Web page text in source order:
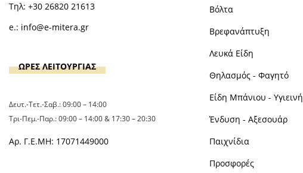
Τηλ: +30 26820 21613
e.: info@e-mitera.gr
ΩΡΕΣ ΛΕΙΤΟΥΡΓΙΑΣ
Δευτ.-Τετ.-Σαβ.: 09:00 – 14:00
Τρι-Πεμ.-Παρ.: 09:00 – 14:00 & 17:30 – 20:30
Αρ. Γ.Ε.ΜΗ: 17071449000
Βόλτα
Βρεφανάπτυξη
Λευκά Είδη
Θηλασμός - Φαγητό
Είδη Μπάνιου - Υγιεινή
Ένδυση - Αξεσουάρ
Παιχνίδια
Προσφορές